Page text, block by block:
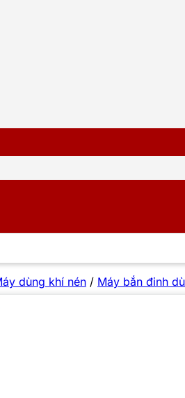
dùng khí nén / Máy bắn đinh